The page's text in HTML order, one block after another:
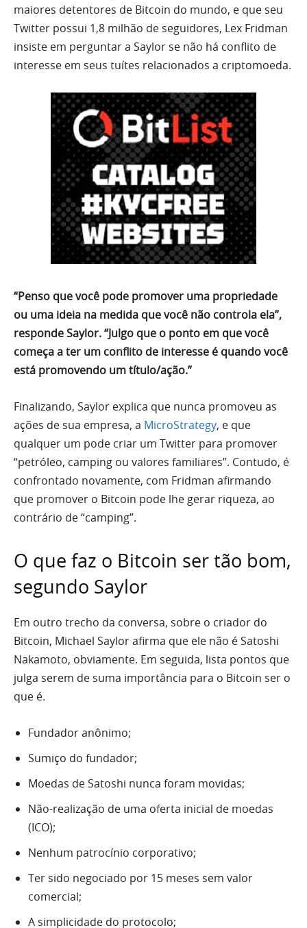
maiores detentores de Bitcoin do mundo, e que seu
Twitter possui 1,8 milhão de seguidores, Lex Fridman
insiste em perguntar a Saylor se não há conflito de
interesse em seus tuítes relacionados a criptomoeda.
“Penso que você pode promover uma propriedade
ou uma ideia na medida que você não controla ela”,
responde Saylor. “Julgo que o ponto em que você
começa a ter um conflito de interesse é quando você
está promovendo um título/ação.”
Finalizando, Saylor explica que nunca promoveu as
ações de sua empresa, a MicroStrategy, e que
qualquer um pode criar um Twitter para promover
“petróleo, camping ou valores familiares”. Contudo, é
confrontado novamente, com Fridman afirmando
que promover o Bitcoin pode lhe gerar riqueza, ao
contrário de “camping”.
O que faz o Bitcoin ser tão bom,
segundo Saylor
Em outro trecho da conversa, sobre o criador do
Bitcoin, Michael Saylor afirma que ele não é Satoshi
Nakamoto, obviamente. Em seguida, lista pontos que
julga serem de suma importância para o Bitcoin ser o
que é.
Fundador anônimo;
Sumiço do fundador;
Moedas de Satoshi nunca foram movidas;
Não-realização de uma oferta inicial de moedas
(ICO);
Nenhum patrocínio corporativo;
Ter sido negociado por 15 meses sem valor
comercial;
A simplicidade do protocolo;